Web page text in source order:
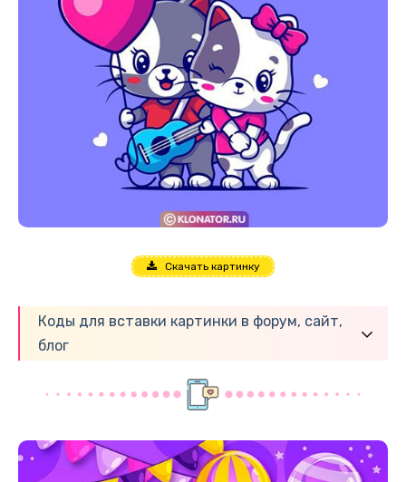
Скачать картинку
Коды для вставки картинки в форум, сайт,
блог